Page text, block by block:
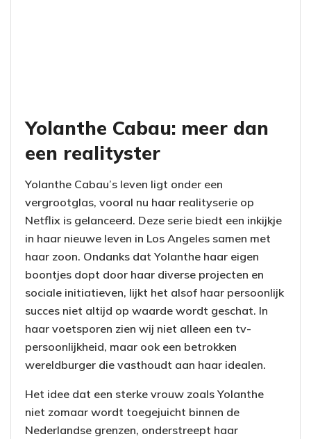
Yolanthe Cabau: meer dan
een realityster
Yolanthe Cabau’s leven ligt onder een
vergrootglas, vooral nu haar realityserie op
Netflix is gelanceerd. Deze serie biedt een inkijkje
in haar nieuwe leven in Los Angeles samen met
haar zoon. Ondanks dat Yolanthe haar eigen
boontjes dopt door haar diverse projecten en
sociale initiatieven, lijkt het alsof haar persoonlijk
succes niet altijd op waarde wordt geschat. In
haar voetsporen zien wij niet alleen een tv-
persoonlijkheid, maar ook een betrokken
wereldburger die vasthoudt aan haar idealen.
Het idee dat een sterke vrouw zoals Yolanthe
niet zomaar wordt toegejuicht binnen de
Nederlandse grenzen, onderstreept haar